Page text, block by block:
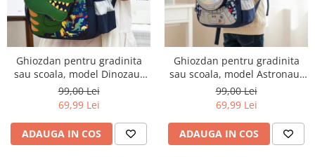
Ghiozdan pentru gradinita
sau scoala, model Dinozaur
ZY-2545-1bleumarin/dino
99,00 Lei
69,99 Lei
ADAUGA IN COS
Ghiozdan pentru gradinita
sau scoala, model Astronaut
ZY-2545-1bleumarin/astro
99,00 Lei
69,99 Lei
ADAUGA IN COS